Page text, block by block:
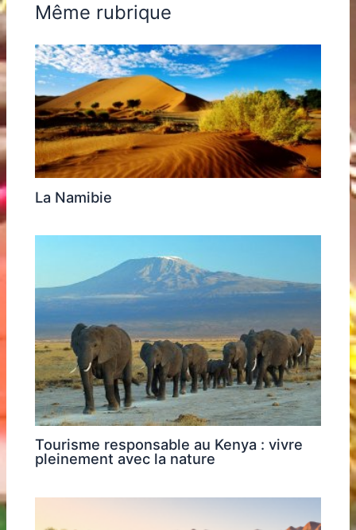
Même rubrique
La Namibie
Tourisme responsable au Kenya : vivre
pleinement avec la nature